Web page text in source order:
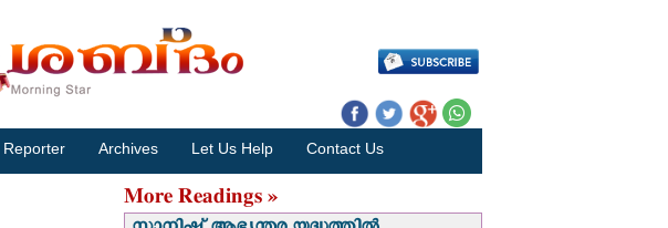
Reporter Archives Let Us Help Contact Us
More Readings »